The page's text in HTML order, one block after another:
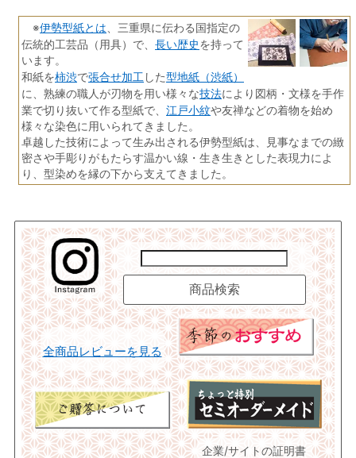
※伊勢型紙とは 、三重県に伝わる国指定の
伝統的工芸品（用具）で、 長い歴史を持って
います。
和紙を柿渋で張合せ加工 した型地紙（渋紙）
に、熟練の職人が刃物を用い様々な技法により図柄・文様を手作
業で切り抜いて作る型紙で、 江戸小紋や友禅などの着物を始め
様々な染色に用いられてきました。
卓越した技術によって生み出される伊勢型紙は、見事なまでの緻
密さや手彫りがもたらす温かい線・生き生きとした表現力によ
り、型染めを縁の下から支えてきました。
全商品レビューを見る
企業/サイトの証明書